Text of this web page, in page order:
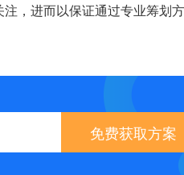
，进而以保证通过专业筹划
免费获取方案